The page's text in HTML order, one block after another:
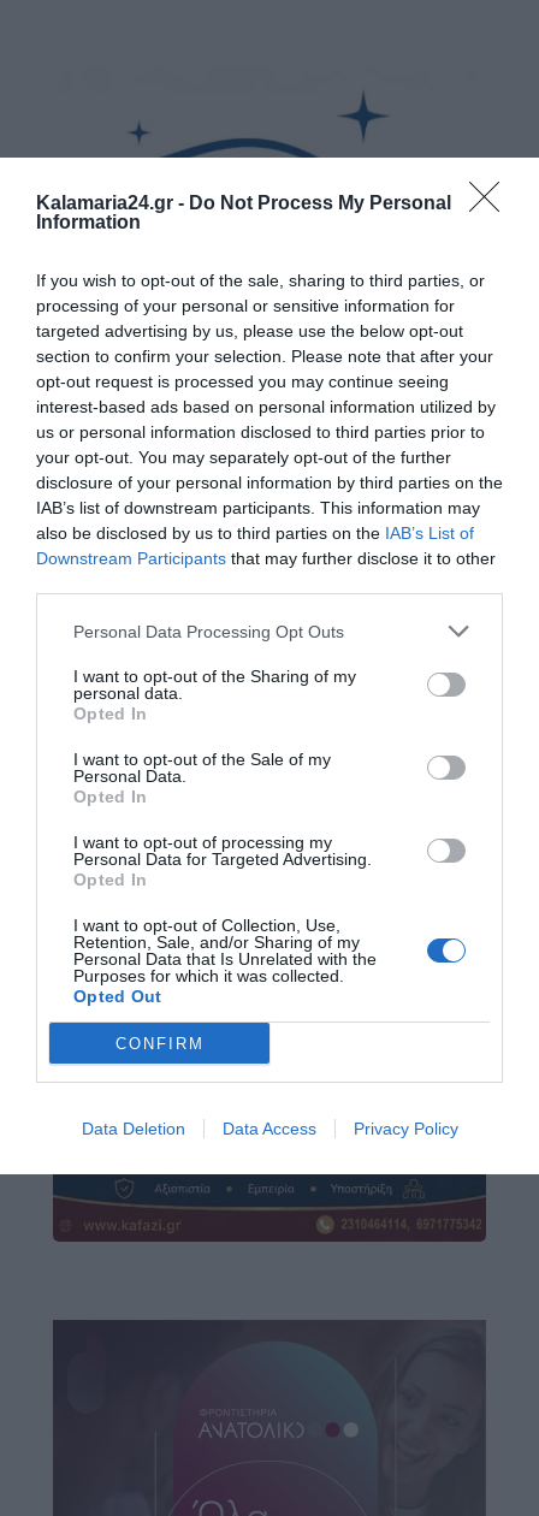
Kalamaria24.gr - Do Not Process My Personal
Information
If you wish to opt-out of the sale, sharing to third parties, or
processing of your personal or sensitive information for
targeted advertising by us, please use the below opt-out
section to confirm your selection. Please note that after your
opt-out request is processed you may continue seeing
interest-based ads based on personal information utilized by
us or personal information disclosed to third parties prior to
your opt-out. You may separately opt-out of the further
disclosure of your personal information by third parties on the
IAB’s list of downstream participants. This information may
also be disclosed by us to third parties on the IAB’s List of
Downstream Participants that may further disclose it to other
Personal Data Processing Opt Outs
I want to opt-out of the Sharing of my
personal data.
Opted In
I want to opt-out of the Sale of my
Personal Data.
Opted In
I want to opt-out of processing my
Personal Data for Targeted Advertising.
Opted In
I want to opt-out of Collection, Use,
Retention, Sale, and/or Sharing of my
Personal Data that Is Unrelated with the
Purposes for which it was collected.
Opted Out
CONFIRM
Data Deletion Data Access Privacy Policy